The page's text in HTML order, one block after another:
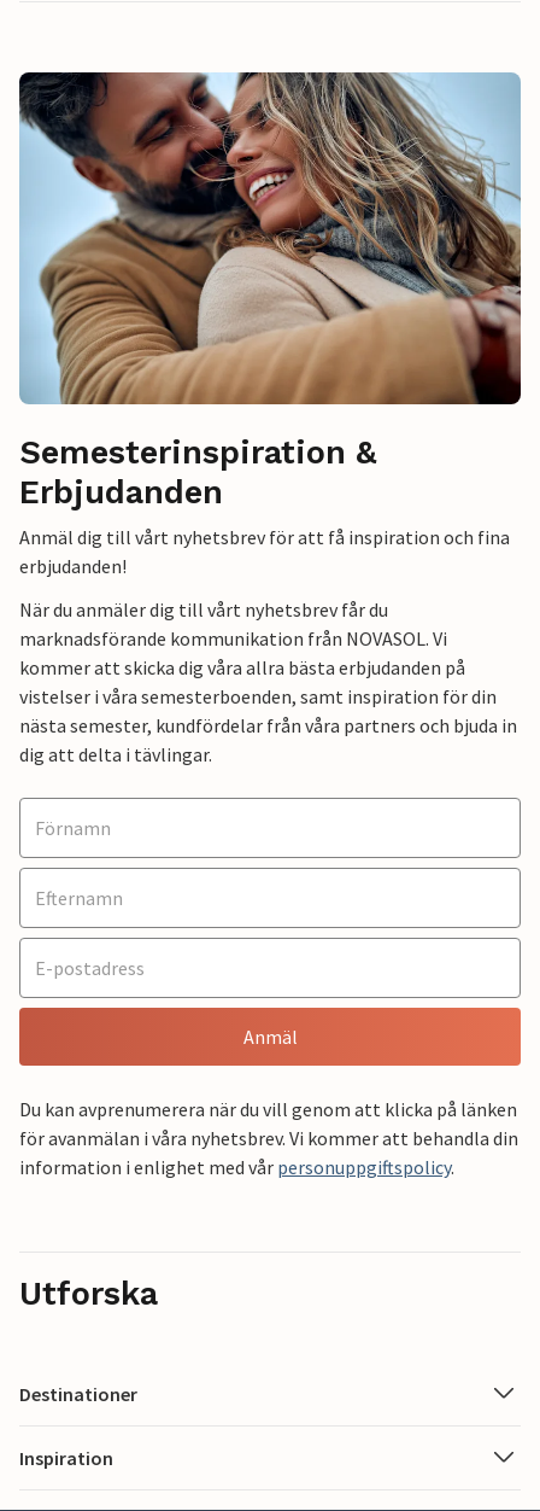
Semesterinspiration &
Erbjudanden
Anmäl dig till vårt nyhetsbrev för att få inspiration och fina
erbjudanden!
När du anmäler dig till vårt nyhetsbrev får du
marknadsförande kommunikation från NOVASOL. Vi
kommer att skicka dig våra allra bästa erbjudanden på
vistelser i våra semesterboenden, samt inspiration för din
nästa semester, kundfördelar från våra partners och bjuda in
dig att delta i tävlingar.
Anmäl
Du kan avprenumerera när du vill genom att klicka på länken
för avanmälan i våra nyhetsbrev. Vi kommer att behandla din
information i enlighet med vår personuppgiftspolicy.
Utforska
Destinationer
Inspiration